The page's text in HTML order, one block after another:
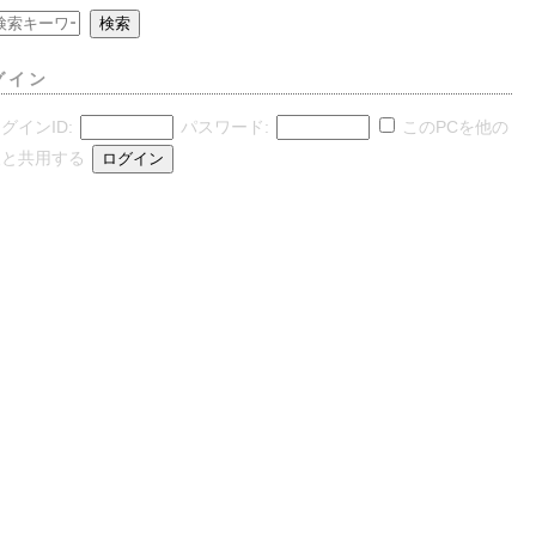
イン
インID: パスワード:
このPCを他の
共用する